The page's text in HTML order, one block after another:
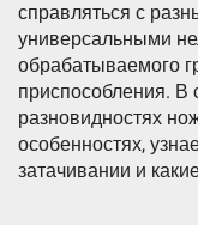
справляться с
универсальными
обрабатываемого
приспособления. В
разновидностях
особенностях,
затачивании и